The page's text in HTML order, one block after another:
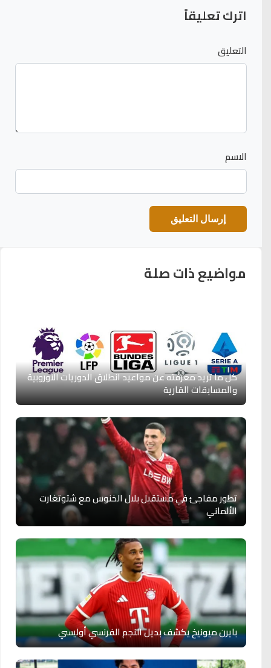
اترك تعليقاً
التعليق
الاسم
مواضيع ذات صلة
كل ما تريد معرفته عن مواعيد انطلاق الدوريات الأوروبية
والمسابقات القارية
تطور مفاجئ في مستقبل بلال الخنوس مع شتوتغارت
الألماني
بايرن ميونيخ يكشف بديل النجم الفرنسي أوليسي